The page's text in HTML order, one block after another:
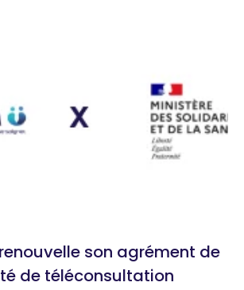
renouvelle son agrément de
de téléconsultation